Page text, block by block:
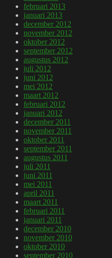
februari 2013
januari 2013
december 2012
november 2012
oktober 2012
september 2012
augustus 2012
juli 2012
juni 2012
mei 2012
maart 2012
februari 2012
januari 2012
december 2011
november 2011
oktober 2011
september 2011
augustus 2011
juli 2011
juni 2011
mei 2011
april 2011
maart 2011
februari 2011
januari 2011
december 2010
november 2010
oktober 2010
september 2010